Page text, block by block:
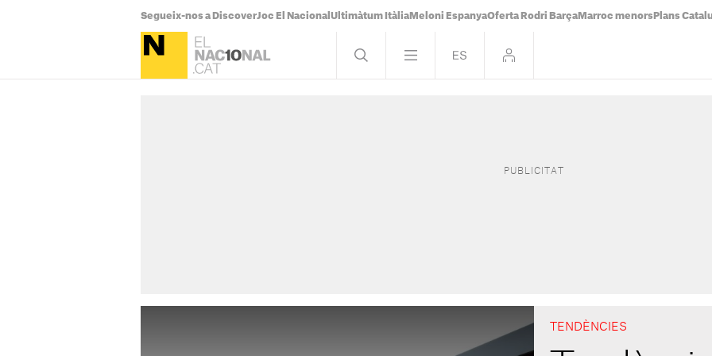
Segueix-nos a DiscoverJoc El Nacional Ultimàtum Itàlia Meloni EspanyaOferta Rodri Barça Marroc menors Plans
TENDÈNCIES